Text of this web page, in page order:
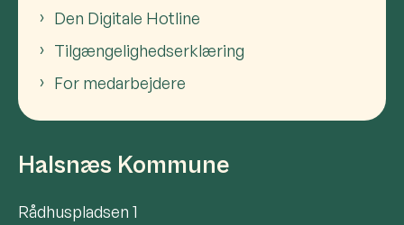
Den Digitale Hotline
Tilgængelighedserklæring
For medarbejdere
Halsnæs Kommune
Rådhuspladsen 1